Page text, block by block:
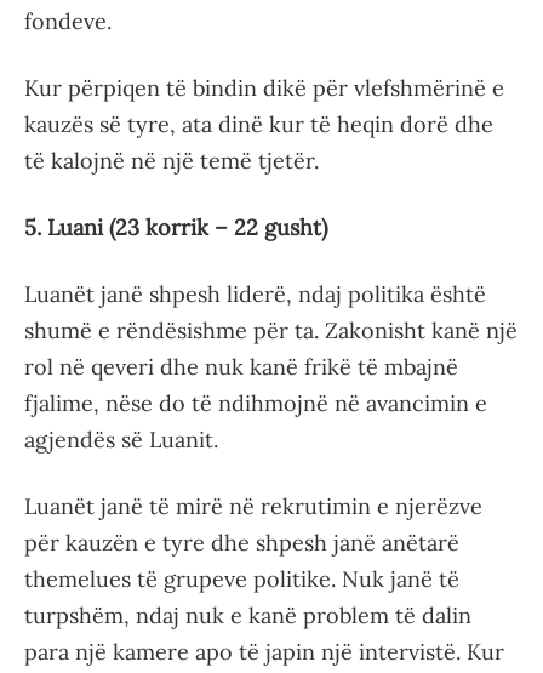
fondeve.
Kur përpiqen të bindin dikë për vlefshmërinë e
kauzës së tyre, ata dinë kur të heqin dorë dhe
të kalojnë në një temë tjetër.
5. Luani (23 korrik – 22 gusht)
Luanët janë shpesh liderë, ndaj politika është
shumë e rëndësishme për ta. Zakonisht kanë një
rol në qeveri dhe nuk kanë frikë të mbajnë
fjalime, nëse do të ndihmojnë në avancimin e
agjendës së Luanit.
Luanët janë të mirë në rekrutimin e njerëzve
për kauzën e tyre dhe shpesh janë anëtarë
themelues të grupeve politike. Nuk janë të
turpshëm, ndaj nuk e kanë problem të dalin
para një kamere apo të japin një intervistë. Kur